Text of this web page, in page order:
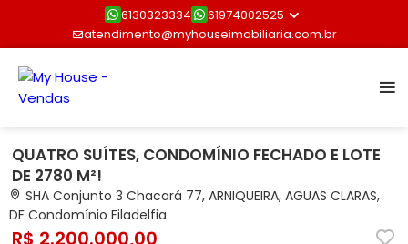
6130323334
61974002525
atendimento@myhouseimobiliaria.com.br
QUATRO SUÍTES, CONDOMÍNIO FECHADO E LOTE
DE 2780 M²!
SHA Conjunto 3 Chacará 77, ARNIQUEIRA, AGUAS CLARAS,
DF Condomínio Filadelfia
R$ 2.200.000,00